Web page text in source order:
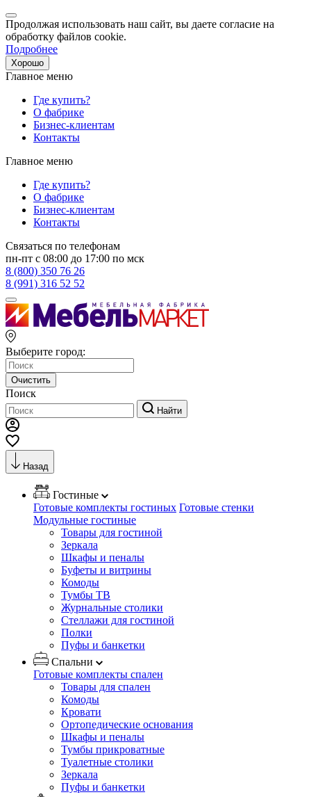
Продолжая использовать наш сайт, вы даете согласие на
обработку файлов cookie.
Подробнее
Хорошо
Главное меню
Где купить?
О фабрике
Бизнес-клиентам
Контакты
Главное меню
Где купить?
О фабрике
Бизнес-клиентам
Контакты
Связаться по телефонам
пн-пт с 08:00 до 17:00 по мск
8 (800) 350 76 26
8 (991) 316 52 52
Выберите город:
Очистить
Поиск
Найти
Назад
Гостиные
Готовые комплекты гостиных Готовые стенки
Модульные гостиные
Товары для гостиной
Зеркала
Шкафы и пеналы
Буфеты и витрины
Комоды
Тумбы ТВ
Журнальные столики
Стеллажи для гостиной
Полки
Пуфы и банкетки
Спальни
Готовые комплекты спален
Товары для спален
Комоды
Кровати
Ортопедические основания
Шкафы и пеналы
Тумбы прикроватные
Туалетные столики
Зеркала
Пуфы и банкетки